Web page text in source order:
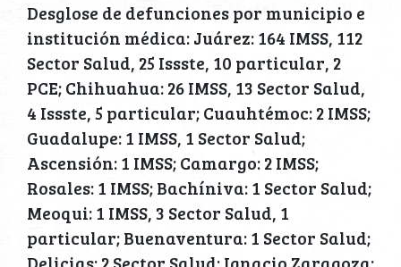
Desglose de defunciones por municipio e
institución médica: Juárez: 164 IMSS, 112
Sector Salud, 25 Issste, 10 particular, 2
PCE; Chihuahua: 26 IMSS, 13 Sector Salud,
4 Issste, 5 particular; Cuauhtémoc: 2 IMSS;
Guadalupe: 1 IMSS, 1 Sector Salud;
Ascensión: 1 IMSS; Camargo: 2 IMSS;
Rosales: 1 IMSS; Bachíniva: 1 Sector Salud;
Meoqui: 1 IMSS, 3 Sector Salud, 1
particular; Buenaventura: 1 Sector Salud;